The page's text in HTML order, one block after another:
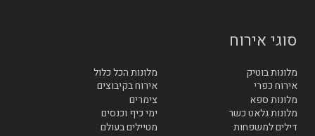
סוגי אירוח
מלונות בוטיק
מלונות הכל כלול
אירוח כפרי
אירוח בקיבוצים
מלונות ספא
צימרים
מלונות גלאט כשר
ימי כיף וכנסים
דילים למשפחות
מטיילים בעולם